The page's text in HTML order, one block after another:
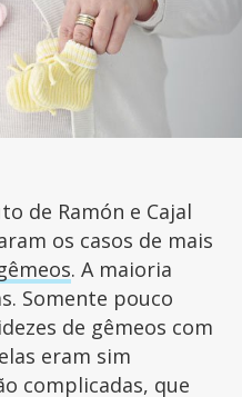
de Ramón e Cajal
os casos de mais
. A maioria
Somente pouco
de gêmeos com
eram sim
complicadas, que